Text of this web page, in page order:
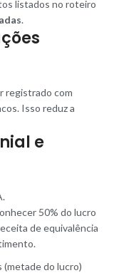
listados no roteiro
.
registrado com
Isso reduz a
e
50% do lucro
de equivalência
do lucro)